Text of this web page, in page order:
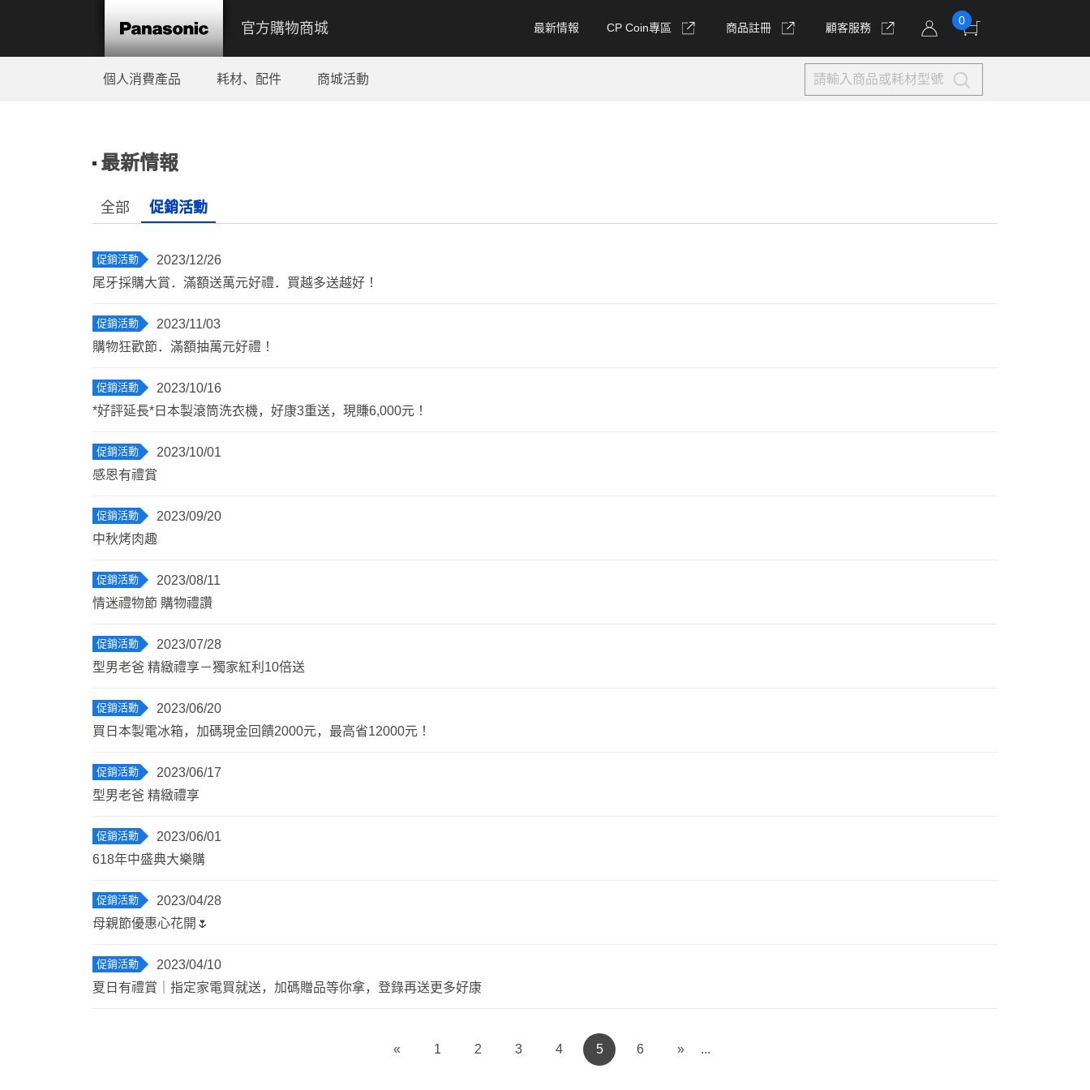
官方購物商城 最新情報 CP Coin專區 商品註冊 顧客服務
0
個人消費產品 耗材、配件 商城活動
最新情報
全部 促銷活動
促銷活動
2023/12/26
尾牙採購大賞．滿額送萬元好禮．買越多送越好！
促銷活動
2023/11/03
購物狂歡節．滿額抽萬元好禮！
促銷活動
2023/10/16
*好評延長*日本製滾筒洗衣機，好康3重送，現賺6,000元！
促銷活動
2023/10/01
感恩有禮賞
促銷活動
2023/09/20
中秋烤肉趣
促銷活動
2023/08/11
情迷禮物節 購物禮讚
促銷活動
2023/07/28
型男老爸 精緻禮享－獨家紅利10倍送
促銷活動
2023/06/20
買日本製電冰箱，加碼現金回饋2000元，最高省12000元！
促銷活動
2023/06/17
型男老爸 精緻禮享
促銷活動
2023/06/01
618年中盛典大樂購
促銷活動
2023/04/28
母親節優惠心花開🌷
促銷活動
2023/04/10
夏日有禮賞｜指定家電買就送，加碼贈品等你拿，登錄再送更多好康
« 1 2 3 4 5 6 »